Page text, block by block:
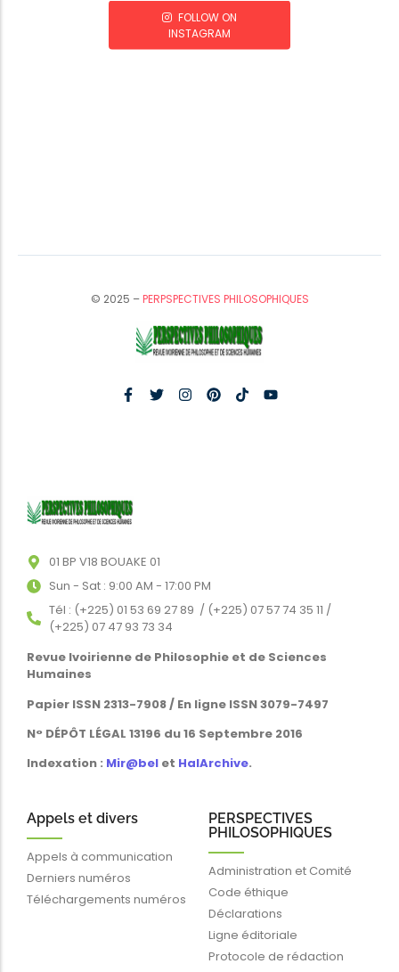
FOLLOW ON
INSTAGRAM
© 2025 –PERPSPECTIVES PHILOSOPHIQUES
01 BP V18 BOUAKE 01
Sun - Sat : 9:00 AM - 17:00 PM
Tél : (+225) 01 53 69 27 89 / (+225) 07 57 74 35 11 /
(+225) 07 47 93 73 34
Revue Ivoirienne de Philosophie et de Sciences
Humaines
Papier ISSN 2313-7908 / En ligne ISSN 3079-7497
N° DÉPÔT LÉGAL 13196 du 16 Septembre 2016
Indexation : Mir@bel et HalArchive.
Appels et divers
Appels à communication
Derniers numéros
Téléchargements numéros
PERSPECTIVES
PHILOSOPHIQUES
Administration et Comité
Code éthique
Déclarations
Ligne éditoriale
Protocole de rédaction